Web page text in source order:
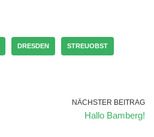
DRESDEN STREUOBST
NÄCHSTER BEITRAG
Hallo Bamberg!